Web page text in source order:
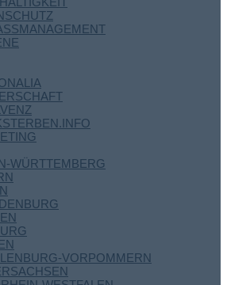
WÜRTTEMBERG
VORPOMMERN